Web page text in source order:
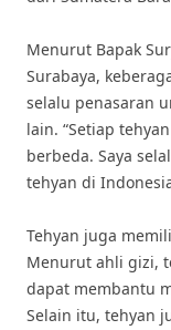
Menurut Bapak
Surabaya,
selalu penasaran
lain. “Setiap
berbeda. Saya
tehyan di
Tehyan juga
Menurut ahli gizi,
dapat membantu
Selain itu, tehyan